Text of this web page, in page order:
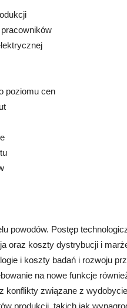
poziomu cen
powodów. Postęp
oraz koszty dystrybucji i
i koszty badań i rozwoju
na nowe funkcje
konflikty związane z